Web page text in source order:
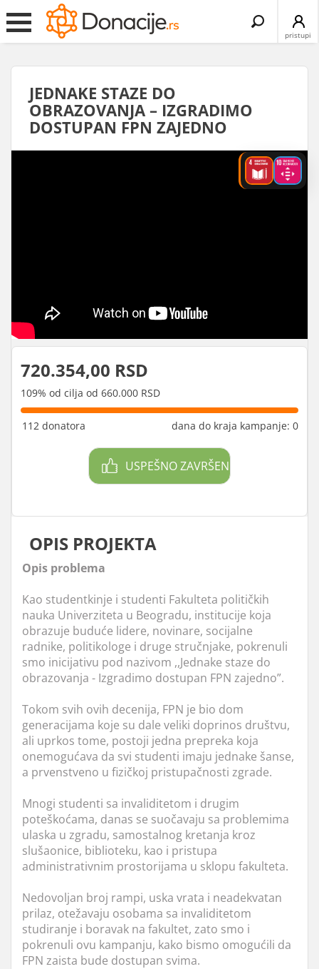
pristupi
Search
JEDNAKE STAZE DO
OBRAZOVANJA – IZGRADIMO
DOSTUPAN FPN ZAJEDNO
720.354,00 RSD
109% od cilja od 660.000 RSD
112 donatora dana do kraja kampanje: 0
USPEŠNO ZAVRŠEN
OPIS PROJEKTA
Opis problema
Kao studentkinje i studenti Fakulteta političkih
nauka Univerziteta u Beogradu, institucije koja
obrazuje buduće lidere, novinare, socijalne
radnike, politikologe i druge stručnjake, pokrenuli
smo inicijativu pod nazivom ,,Jednake staze do
obrazovanja - Izgradimo dostupan FPN zajedno”.
Tokom svih ovih decenija, FPN je bio dom
generacijama koje su dale veliki doprinos društvu,
ali uprkos tome, postoji jedna prepreka koja
onemogućava da svi studenti imaju jednake šanse,
a prvenstveno u fizičkoj pristupačnosti zgrade.
Mnogi studenti sa invaliditetom i drugim
poteškoćama, danas se suočavaju sa problemima
ulaska u zgradu, samostalnog kretanja kroz
slušaonice, biblioteku, kao i pristupa
administrativnim prostorijama u sklopu fakulteta.
Nedovoljan broj rampi, uska vrata i neadekvatan
prilaz, otežavaju osobama sa invaliditetom
studiranje i boravak na fakultet, zato smo i
pokrenuli ovu kampanju, kako bismo omogućili da
FPN zaista bude dostupan svima.